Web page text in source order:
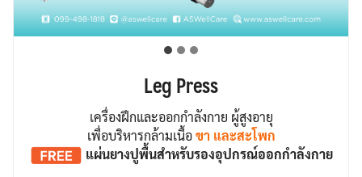
Leg Press
เครื่องฝึกและออกกำลังกาย ผู้สูงอายุ
เพื่อบริหารกล้ามเนื้อขา และสะโพก
แผ่นยางปูพื้นสำหรับรองอุปกรณ์ออกกำลังกาย